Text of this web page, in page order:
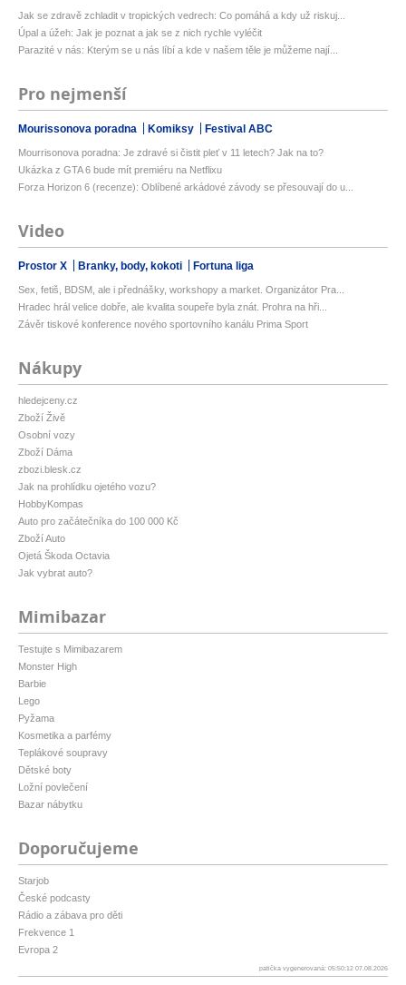
Jak se zdravě zchladit v tropických vedrech: Co pomáhá a kdy už riskuj...
Úpal a úžeh: Jak je poznat a jak se z nich rychle vyléčit
Parazité v nás: Kterým se u nás líbí a kde v našem těle je můžeme nají...
Pro nejmenší
Mourissonova poradna Komiksy Festival ABC
Mourrisonova poradna: Je zdravé si čistit pleť v 11 letech? Jak na to?
Ukázka z GTA 6 bude mít premiéru na Netflixu
Forza Horizon 6 (recenze): Oblíbené arkádové závody se přesouvají do u...
Video
Prostor X Branky, body, kokoti Fortuna liga
Sex, fetiš, BDSM, ale i přednášky, workshopy a market. Organizátor Pra...
Hradec hrál velice dobře, ale kvalita soupeře byla znát. Prohra na hři...
Závěr tiskové konference nového sportovního kanálu Prima Sport
Nákupy
hledejceny.cz
Zboží Živě
Osobní vozy
Zboží Dáma
zbozi.blesk.cz
Jak na prohlídku ojetého vozu?
HobbyKompas
Auto pro začátečníka do 100 000 Kč
Zboží Auto
Ojetá Škoda Octavia
Jak vybrat auto?
Mimibazar
Testujte s Mimibazarem
Monster High
Barbie
Lego
Pyžama
Kosmetika a parfémy
Teplákové soupravy
Dětské boty
Ložní povlečení
Bazar nábytku
Doporučujeme
Starjob
České podcasty
Rádio a zábava pro děti
Frekvence 1
Evropa 2
patička vygenerovaná: 05:50:12 07.08.2026